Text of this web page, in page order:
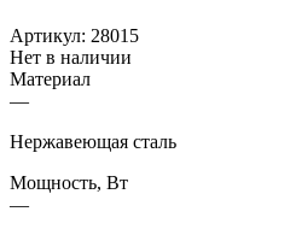
Артикул: 28015
Нет в наличии
Материал
—
Нержавеющая сталь
Мощность, Вт
—